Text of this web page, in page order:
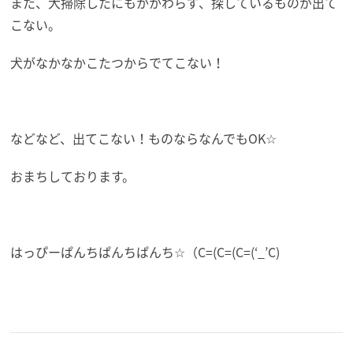
こない。
犬がなかなかこたつからでてこない！
などなど、出てこない！ものならなんでもOK☆
おまちしております。
はっぴーぱんちぱんちぱんち☆（C=(C=(C=(‘_’C)